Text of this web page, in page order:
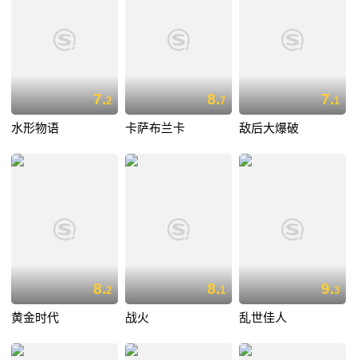
7.2
水形物语
8.7
卡萨布兰卡
7.1
敌后大爆破
8.2
黄金时代
8.1
战火
9.3
乱世佳人